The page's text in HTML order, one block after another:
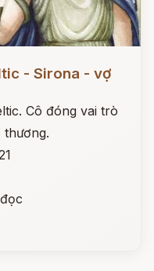
- Sirona - vợ
Cô đóng vai trò